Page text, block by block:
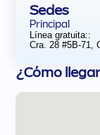
Sedes
Principal
Línea gratuita::
Cra. 28 #5B-71,
¿Cómo